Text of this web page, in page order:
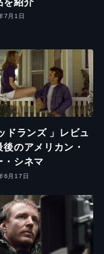
7月1日
ドランズ 」レビュ
後のアメリカン・
・シネマ
6月17日